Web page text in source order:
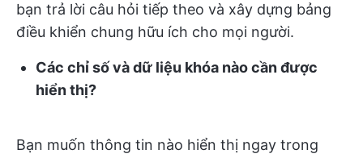
bạn trả lời câu hỏi tiếp theo và xây dựng bảng
điều khiển chung hữu ích cho mọi người.
Các chỉ số và dữ liệu khóa nào cần được
hiển thị?
Bạn muốn thông tin nào hiển thị ngay trong